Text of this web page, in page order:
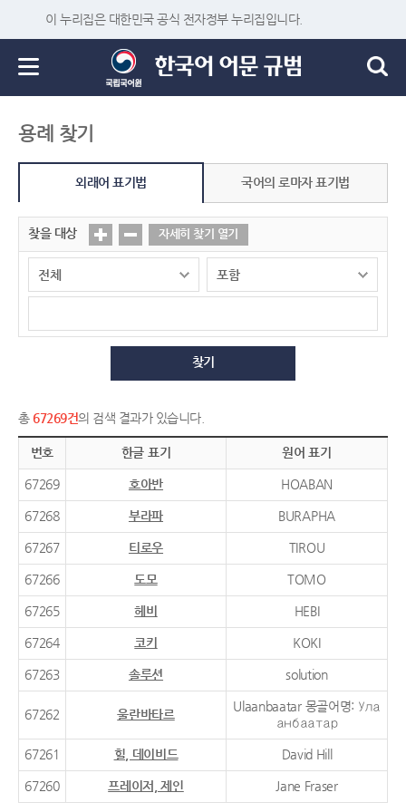
이 누리집은 대한민국 공식 전자정부 누리집입니다.
용례 찾기
외래어 표기법 국어의 로마자 표기법
찾을 대상 자세히 찾기 열기
찾기
총 67269건의 검색 결과가 있습니다.
번호 한글 표기 원어 표기
67269 호아반 HOABAN
67268 부라파 BURAPHA
67267 티로우 TIROU
67266 도모 TOMO
67265 헤비 HEBI
67264 코키 KOKI
67263 솔루션 solution
67262 울란바타르
Ulaanbaatar 몽골어명: Ула
анбаатар
67261 힐, 데이비드 David Hill
67260 프레이저, 제인 Jane Fraser